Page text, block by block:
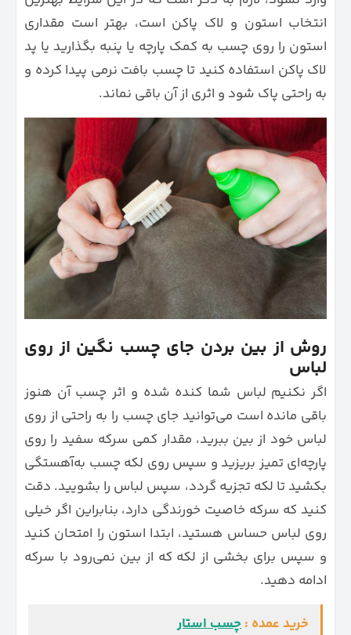
انتخاب استون و لاک پاکن است، بهتر است مقداری
استون را روی چسب به کمک پارچه یا پنبه بگذارید یا پد
لاک پاکن استفاده کنید تا چسب بافت نرمی پیدا کرده و
به راحتی پاک شود و اثری از آن باقی نماند.
روش از بین بردن جای چسب نگین از روی
لباس
اگر نکنیم لباس شما کنده شده و اثر چسب آن هنوز
باقی مانده است می‌توانید جای چسب را به راحتی از روی
لباس خود از بین ببرید، مقدار کمی سرکه سفید را روی
پارچه‌ای تمیز بریزید و سپس روی لکه چسب به‌آهستگی
بکشید تا لکه تجزیه گردد، سپس لباس را بشویید. دقت
کنید که سرکه خاصیت خورندگی دارد، بنابراین اگر خیلی
روی لباس حساس هستید، ابتدا استون را امتحان کنید
و سپس برای بخشی از لکه که از بین نمی‌رود با سرکه
ادامه دهید.
خرید عمده :چسب استار